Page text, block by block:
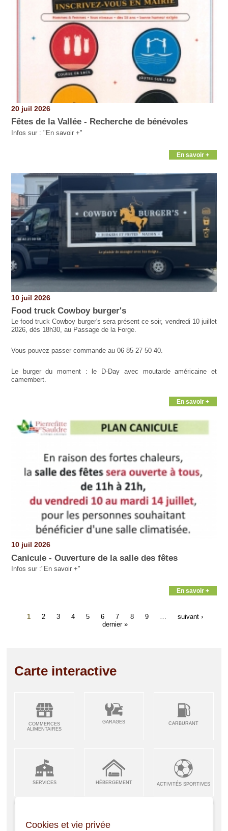
20 juil 2026
Fêtes de la Vallée - Recherche de bénévoles
Infos sur : "En savoir +"
En savoir +
10 juil 2026
Food truck Cowboy burger's
Le food truck Cowboy burger's sera présent ce soir, vendredi 10 juillet
2026, dès 18h30, au Passage de la Forge.
Vous pouvez passer commande au 06 85 27 50 40.
Le burger du moment : le D-Day avec moutarde américaine et
camembert.
En savoir +
10 juil 2026
Canicule - Ouverture de la salle des fêtes
Infos sur :"En savoir +"
En savoir +
1 2 3 4 5 6 7 8 9
suivant ›
dernier »
Carte interactive
COMMERCES
ALIMENTAIRES
GARAGES CARBURANT
SERVICES HÉBERGEMENT ACTIVITÉS SPORTIVES
Cookies et vie privée